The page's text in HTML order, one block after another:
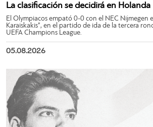
La clasificación se decidirá en Holanda
El Olympiacos empató 0-0 con el NEC Nijmegen
Karaiskakis”, en el partido de ida de la tercera
UEFA Champions League.
05.08.2026